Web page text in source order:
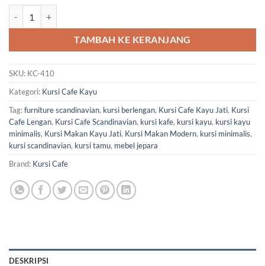
TAMBAH KE KERANJANG
SKU: KC-410
Kategori: Kursi Cafe Kayu
Tag:furniture scandinavian, kursi berlengan, Kursi Cafe Kayu Jati, Kursi
Cafe Lengan, Kursi Cafe Scandinavian, kursi kafe, kursi kayu, kursi kayu
minimalis, Kursi Makan Kayu Jati, Kursi Makan Modern, kursi minimalis,
kursi scandinavian, kursi tamu, mebel jepara
Brand: Kursi Cafe
DESKRIPSI